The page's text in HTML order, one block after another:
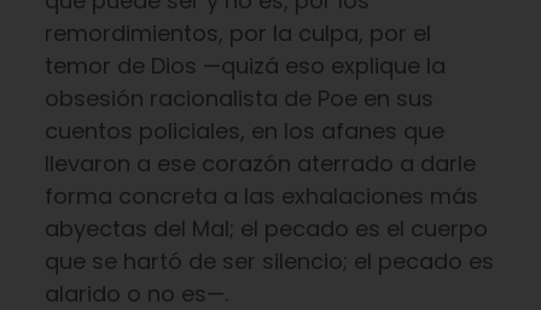
remordimientos, por la culpa, por el
temor de Dios —quizá eso explique la
obsesión racionalista de Poe en sus
cuentos policiales, en los afanes que
llevaron a ese corazón aterrado a darle
forma concreta a las exhalaciones más
abyectas del Mal; el pecado es el cuerpo
que se hartó de ser silencio; el pecado es
alarido o no es—.